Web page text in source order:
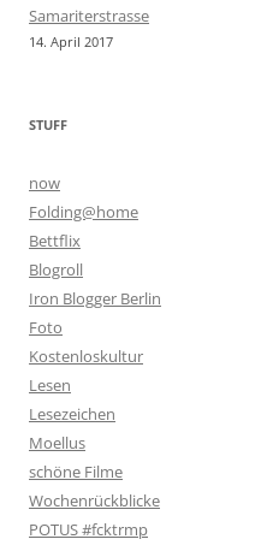
Samariterstrasse
14. April 2017
STUFF
now
Folding@home
Bettflix
Blogroll
Iron Blogger Berlin
Foto
Kostenloskultur
Lesen
Lesezeichen
Moellus
schöne Filme
Wochenrückblicke
POTUS #fcktrmp